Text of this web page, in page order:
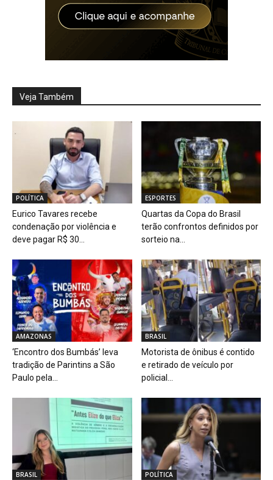
Veja Também
POLÍTICA
Eurico Tavares recebe
condenação por violência e
deve pagar R$ 30...
ESPORTES
Quartas da Copa do Brasil
terão confrontos definidos por
sorteio na...
AMAZONAS
‘Encontro dos Bumbás’ leva
tradição de Parintins a São
Paulo pela...
BRASIL
Motorista de ônibus é contido
e retirado de veículo por
policial...
BRASIL POLÍTICA